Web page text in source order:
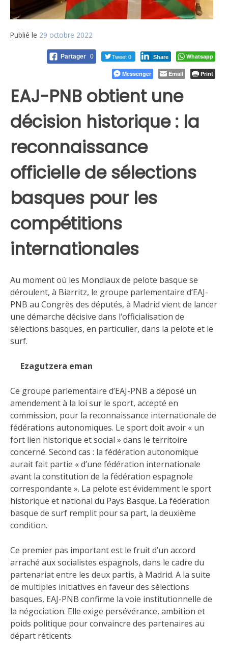
Publié le 29 octobre 2022
Partager 0 Tweet 0 Share Whatsapp
Messenger Email Print
EAJ-PNB obtient une
décision historique : la
reconnaissance
officielle de sélections
basques pour les
compétitions
internationales
Au moment où les Mondiaux de pelote basque se
déroulent, à Biarritz, le groupe parlementaire d‘EAJ-
PNB au Congrès des députés, à Madrid vient de lancer
une démarche décisive dans l‘officialisation de
sélections basques, en particulier, dans la pelote et le
surf.
Ezagutzera eman
Ce groupe parlementaire d’EAJ-PNB a déposé un
amendement à la loi sur le sport, accepté en
commission, pour la reconnaissance internationale de
fédérations autonomiques. Le sport doit avoir « un
fort lien historique et social » dans le territoire
concerné. Second cas : la fédération autonomique
aurait fait partie « d’une fédération internationale
avant la constitution de la fédération espagnole
correspondante ». La pelote est évidemment le sport
historique et national du Pays Basque. La fédération
basque de surf remplit pour sa part, la deuxième
condition.
Ce premier pas important est le fruit d’un accord
arraché aux socialistes espagnols, dans le cadre du
partenariat entre les deux partis, à Madrid. A la suite
de multiples initiatives en faveur des sélections
basques, EAJ-PNB confirme la voie institutionnelle de
la négociation. Elle exige persévérance, ambition et
poids politique pour convaincre des partenaires au
départ réticents.